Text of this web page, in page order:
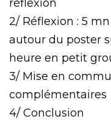
réflexion
2/ Réflexion : 5
autour du poster
heure en petit
3/ Mise en
complémentaires
4/ Conclusion